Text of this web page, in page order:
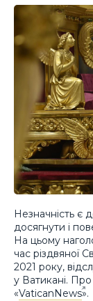
Незначність є
досягнути і
На цьому
час різдвяної
2021 року,
у Ватикані.
«VaticanNews».